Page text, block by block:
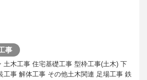
事
土木工事 住宅基礎工事 型枠工事(土木) 下
工事 解体工事 その他土木関連 足場工事 鉄